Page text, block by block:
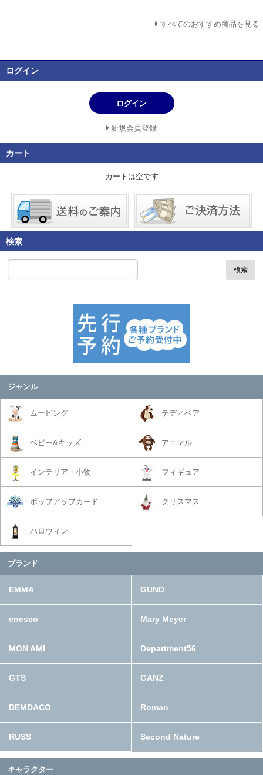
すべてのおすすめ商品を見る
ログイン
ログイン
新規会員登録
カート
カートは空です
検索
検索
ジャンル
ムービング テディベア
ベビー&キッズ アニマル
インテリア・小物 フィギュア
ポップアップカード クリスマス
ハロウィン
ブランド
EMMA GUND
enesco Mary Meyer
MON AMI Department56
GTS GANZ
DEMDACO Roman
RUSS Second Nature
キャラクター